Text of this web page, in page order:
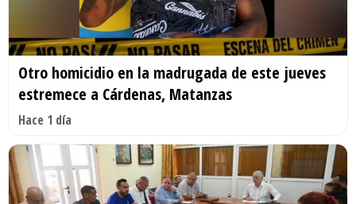
Otro homicidio en la madrugada de este jueves
estremece a Cárdenas, Matanzas
Hace 1 día